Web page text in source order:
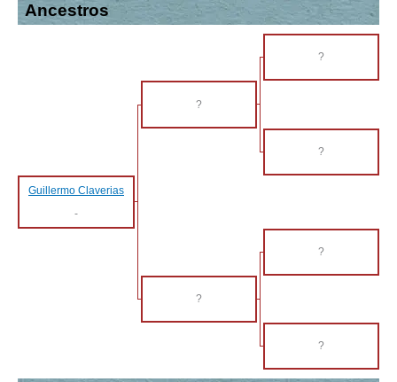
Ancestros
?
?
?
Guillermo Claverias
-
?
?
?